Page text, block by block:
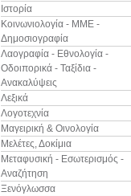
Ιστορία
Κοινωνιολογία - ΜΜΕ -
Δημοσιογραφία
Λαογραφία - Εθνολογία -
Οδοιπορικά - Ταξίδια -
Ανακαλύψεις
Λεξικά
Λογοτεχνία
Μαγειρική & Οινολογία
Μελέτες, Δοκίμια
Μεταφυσική - Εσωτερισμός -
Αναζήτηση
Ξενόγλωσσα